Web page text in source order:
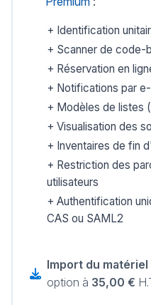
Identification
Scanner de code-
Réservation en
Notifications par e-
Modèles de listes
Visualisation des
Inventaires de fin
Restriction des
utilisateurs
Authentification
CAS ou SAML2
Import du matériel
option à 35,00 €